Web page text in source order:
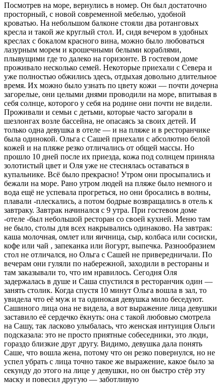
Посмотрев на море, вернулись в номер. Он был достаточно
просторный, с новой современной мебелью, удобной
кроватью. На небольшом балконе стояли два ротанговых
кресла и такой же круглый стол. И, сидя вечером в удобных
креслах с бокалом красного вина, можно было любоваться
лазурным морем и крошечными белыми кораблями,
плывущими где то далеко на горизонте. В гостевом доме
проживало несколько семей. Некоторые приехали с Севера и
уже полностью обжились здесь, отдыхая довольно длительное
время. Их можно было узнать по цвету кожи — почти дочерна
загорелые, они целыми днями проводили на море, впитывая в
себя солнце, которого у себя на родине они почти не видели.
Проживали и семьи с детьми, которые часто загорали в
шезлонгах возле бассейна, не опасаясь за своих детей. И
только одна девушка в отеле — и на пляже и в ресторанчике
была одинокой. Ольга с Сашей приехали с абсолютно белой
кожей и на пляже резко отличались от общей массы. Но
прошло 10 дней после их приезда, кожа под солнцем приняла
золотистый цвет и Оля уже не стеснялась оставаться в
купальнике. Всё было прекрасно! Утром они просыпались и
бежали на море. Рано утром людей на пляже было немного и
вода ещё не успевала прогреться, но они бросались в волны,
плавали -плескались, а потом бодрые возвращались в отель к
завтраку. Завтрак начинался с 9 утра. При гостевом доме
-отеле -был небольшой ресторан со своей кухней. Меню там
не было, столы для всех накрывались одинаково. На завтрак:
каша молочная, омлет или яичница, сыр, колбаса или сосиски,
кофе или чай , запеканка или йогурт, выпечка. Разнообразием
стол не отличался, но Ольга с Сашей не привередничали. По
вечерам они гуляли по набережной, заходили в рестораны и
там заказывали то, что им нравилось. Сегодня Оля
задержалась в душе и Саша спустился в ресторанчик один —
занять столик. Когда спустя 10 минут Ольга вошла в зал, то
увидела что её муж и та одинокая девушка мило беседуют.
Сашиного лица она не видела, а вот выражение лица девушки
заставило её сердечко ёкнуть: она с такой любовью смотрела
на Сашу, так ласково улыбалась, что женская интуиция Ольги
подсказала: это не просто приятные собеседники, это люди,
гораздо близкие друг другу. Видимо, девушка дала понять
Саше, что вошла жена, потому что он резко повернулся, но не
успел убрать с лица точно такое же выражение, какое было за
секунду до этого на лице у девушки, но он быстро стёр эту
маску и повесил другую — заботливую